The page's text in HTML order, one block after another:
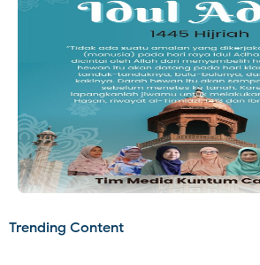
Trending Content